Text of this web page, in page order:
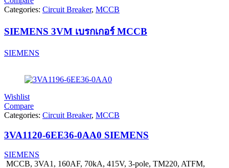
Categories: Circuit Breaker, MCCB
SIEMENS 3VM เบรกเกอร์ MCCB
SIEMENS
Wishlist
Compare
Categories: Circuit Breaker, MCCB
3VA1120-6EE36-0AA0 SIEMENS
SIEMENS
MCCB, 3VA1, 160AF, 70kA, 415V, 3-pole, TM220, ATFM,